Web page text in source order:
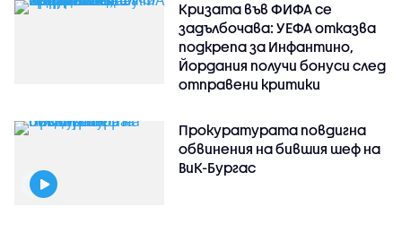
Кризата във ФИФА се
задълбочава: УЕФА отказва
подкрепа за Инфантино,
Йордания получи бонуси след
отправени критики
Прокуратурата повдигна
обвинения на бившия шеф на
ВиК-Бургас